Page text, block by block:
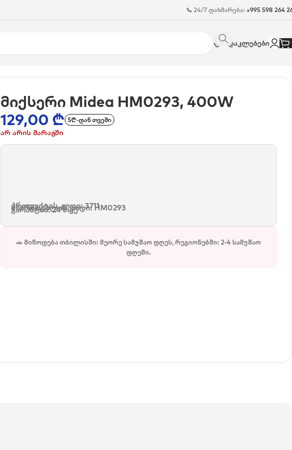
📞 24/7 დახმარება: +995 598 264
ფასდაკლებები
მიქსერი Midea HM0293, 400W
129,00 ₾ 5₾-დან თვეში
არ არის მარაგში
პროდუქტის კოდი: 3711
მწარმოებლის კოდი:HM0293
გარანტია: 24 თვე
🚗 მიწოდება თბილისში: მეორე სამუშაო დღეს, რეგიონებში: 2-4 სამუშაო
დღეში.